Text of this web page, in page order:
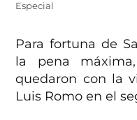
Especial
Para fortuna de
la pena
quedaron con la
Luis Romo en el